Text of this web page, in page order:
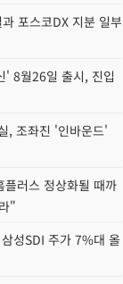
포스코DX 지분 일부
' 8월26일 출시, 진입
, 조좌진 '인바운드'
러스 정상화될 때까
"
성SDI 주가 7%대 올